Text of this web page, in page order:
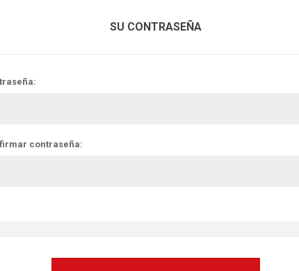
SU CONTRASEÑA
contraseña: